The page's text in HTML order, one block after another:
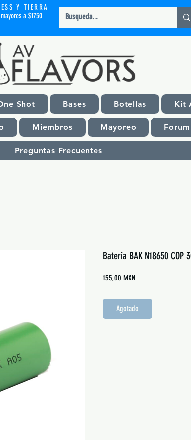
Y TIERRA
a $1750
Shot Bases Botellas Kit
Miembros Mayoreo Forum
Preguntas Frecuentes
Bateria BAK N18650 COP
155,00 MXNPrecio
Agotado